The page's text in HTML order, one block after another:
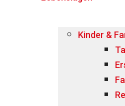
Kinder &